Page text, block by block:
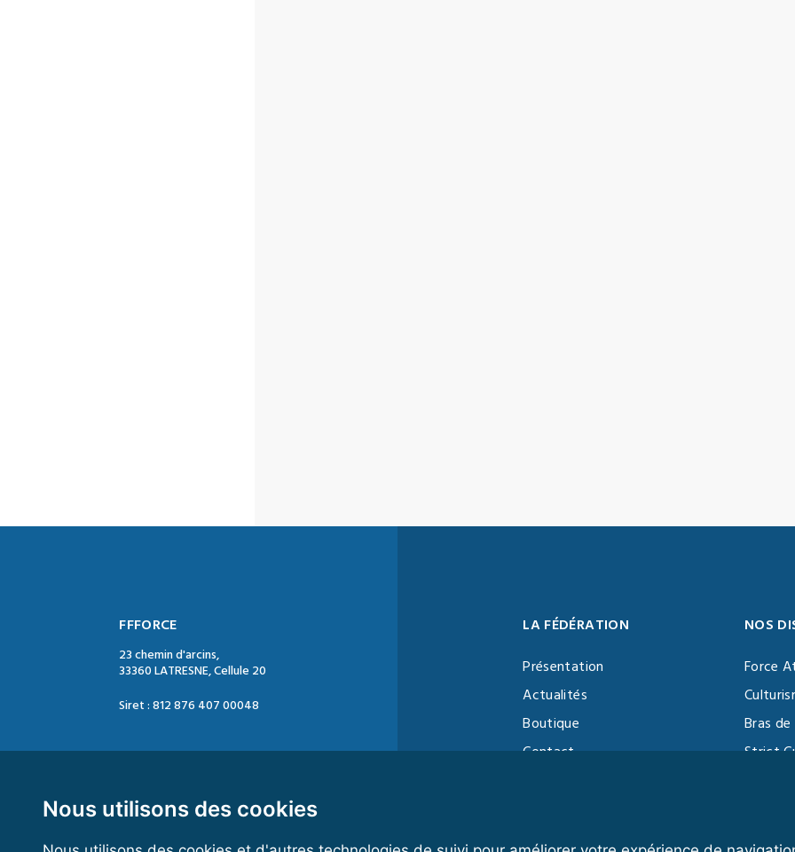
Nous utilisons des cookies
FFFORCE
23 chemin d'arcins,
33360 LATRESNE, Cellule 20
Siret : 812 876 407 00048
Mail : contact@ffforce.fr
LA FÉDÉRATION
Présentation
Actualités
Boutique
Contact
NOS
Force
Bras
Strict